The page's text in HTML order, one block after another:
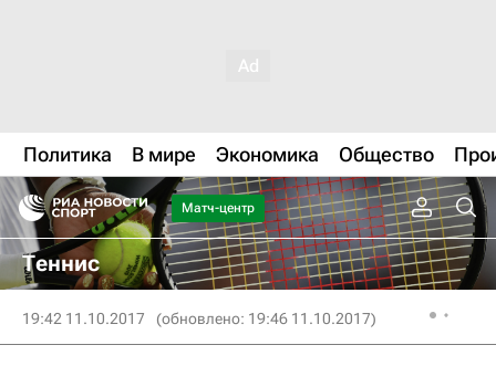
Политика В мире Экономика Общество
Матч-центр
Теннис
19:42 11.10.2017 (обновлено: 19:46 11.10.2017)